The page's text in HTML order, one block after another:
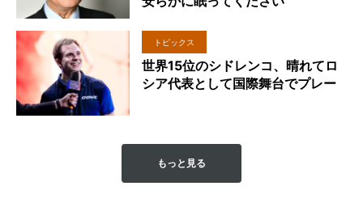
トピックス
世界15位のシドレンコ、晴れてロ
シア代表として国際舞台でプレー
もっと見る